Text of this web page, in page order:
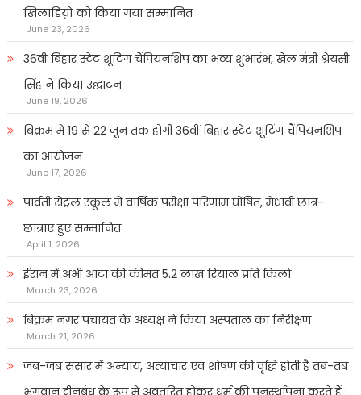
खिलाडिय़ों को किया गया सम्मानित
June 23, 2026
36वीं बिहार स्टेट शूटिंग चैंपियनशिप का भव्य शुभारंभ, खेल मंत्री श्रेयसी
सिंह ने किया उद्घाटन
June 19, 2026
बिक्रम में 19 से 22 जून तक होगी 36वीं बिहार स्टेट शूटिंग चैंपियनशिप
का आयोजन
June 17, 2026
पार्वती सेंट्रल स्कूल में वार्षिक परीक्षा परिणाम घोषित, मेधावी छात्र-
छात्राएं हुए सम्मानित
April 1, 2026
ईरान में अभी आटा की कीमत 5.2 लाख रियाल प्रति किलो
March 23, 2026
बिक्रम नगर पंचायत के अध्यक्ष ने किया अस्पताल का निरीक्षण
March 21, 2026
जब-जब संसार में अन्याय, अत्याचार एवं शोषण की वृद्धि होती है तब-तब
भगवान दीनबंधु के रूप में अवतरित होकर धर्म की पुनर्स्थापना करते हैं :